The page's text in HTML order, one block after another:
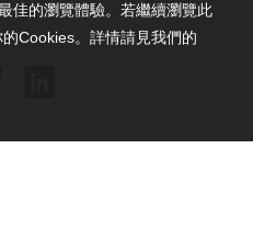
佳的瀏覽體驗。若繼續瀏覽此
Cookies。詳情請見我們的